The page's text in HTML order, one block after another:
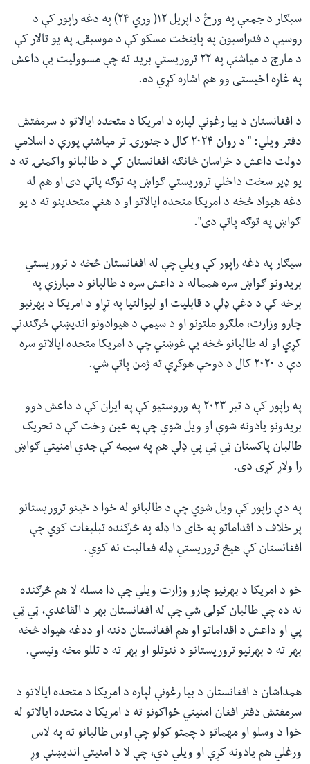
سیګار د جمعې په ورځ د اپریل ۱۲( وري ۲۴) په دغه راپور کې د
روسیې د فدراسیون په پایتخت مسکو کې د موسیقۍ په یو تالار کې
د مارچ د میاشتې په ۲۲ تروریستي برید ته چې مسوولیت یې داعش
په غاړه اخیستی وو هم اشاره کړي ده.
د افغانستان د بیا رغونې لپاره د امریکا د متحده ایالاتو د سرمفتش
دفتر ویلي: " د روان ۲۰۲۴ کال د جنورۍ تر میاشتې پورې د اسلامي
دولت داعش د خراسان څانګه افغانستان کې د طالبانو واکمنۍ ته د
یو ډیر سخت داخلي تروریستي ګواښ په توګه پاتې دی او هم له
دغه هیواد څخه د امریکا متحده ایالاتو او د هغې متحدینو ته د یو
ګواښ په توګه پاتې دی".
سیګار په دغه راپور کې ویلي چې له افغانستان څخه د تروریستي
بریدونو ګواښ سره همماله د داعش سره د طالبانو د مبارزې په
برخه کې د دغې ډلې د قابلیت او لیوالتیا په تړاو د امریکا د بهرنیو
چارو وزارت، ملګرو ملتونو او د سیمې د هیوادونو اندیښنې څرګندنې
کړي او له طالبانو څخه یې غوښتي چې د امریکا متحده ایالاتو سره
دې د ۲۰۲۰ کال د دوحې هوکړې ته ژمن پاتې شي.
په راپور کې د تیر ۲۰۲۳ په وروستیو کې په ایران کې د داعش دوو
بریدونو یادونه شوې او ویل شوي چې په عین وخت کې د تحریک
طالبان پاکستان ټي ټي پي ډلې هم په سیمه کې جدي امنیتي ګواښ
را ولاړ کړی دی.
په دې راپور کې ویل شوي چې د طالبانو له خوا د ځینو تروریستانو
پر خلاف د اقداماتو په ځای دا ډله په څرګنده تبلیغات کوي چې
افغانستان کې هیڅ تروریستي ډله فعالیت نه کوي.
خو د امریکا د بهرنیو چارو وزارت ویلي چې دا مسله لا هم څرګنده
نه ده چې طالبان کولی شي چې له افغانستان بهر د القاعدې، ټي ټي
پي او داعش د اقداماتو او هم افغانستان دننه او ددغه هیواد څخه
بهر ته د بهرنیو تروریستانو د ننوتلو او بهر ته د تللو مخه ونیسي.
همداشان د افغانستان د بیا رغونې لپاره د امریکا د متحده ایالاتو د
سرمفتش دفتر افغان امنیتي ځواکونو ته د امریکا د متحده ایالاتو له
خوا د وسلو او مهماتو د چمتو کولو چې اوس طالبانو ته په لاس
ورغلي هم یادونه کړې او ویلي دي، چې لا د امنیتي اندیښنې وړ